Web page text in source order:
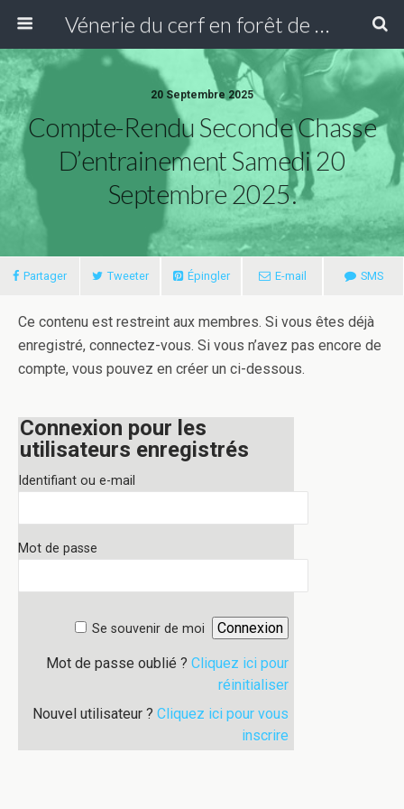
Vénerie du cerf en forêt de Compiègne
20 Septembre 2025
Compte-Rendu Seconde Chasse
D’entrainement Samedi 20
Septembre 2025.
Partager Tweeter Épingler E-mail SMS
Ce contenu est restreint aux membres. Si vous êtes déjà
enregistré, connectez-vous. Si vous n’avez pas encore de
compte, vous pouvez en créer un ci-dessous.
Connexion pour les
utilisateurs enregistrés
Identifiant ou e-mail
Mot de passe
Se souvenir de moi
Mot de passe oublié ? Cliquez ici pour
réinitialiser
Nouvel utilisateur ? Cliquez ici pour vous
inscrire